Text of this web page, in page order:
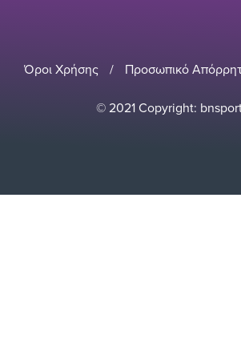
Όροι Χρήσης / Προσωπικό
© 2021 Copyright: